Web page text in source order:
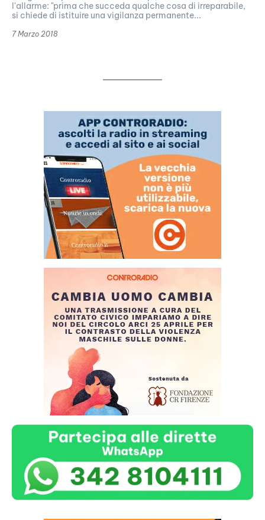
l'allarme: "prima che succeda qualche cosa di irreparabile,
si chiede di istituire una vigilanza permanente...
7 Marzo 2018